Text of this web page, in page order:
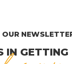
IN GETTING